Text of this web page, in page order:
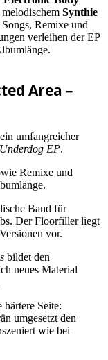
Synthie
Remixe und
verleihen der EP
Area –
umfangreicher
EP.
Remixe und
Band für
Der Floorfiller liegt
vor.
bildet den
neues Material
Seite:
umgesetzt den
wie bei